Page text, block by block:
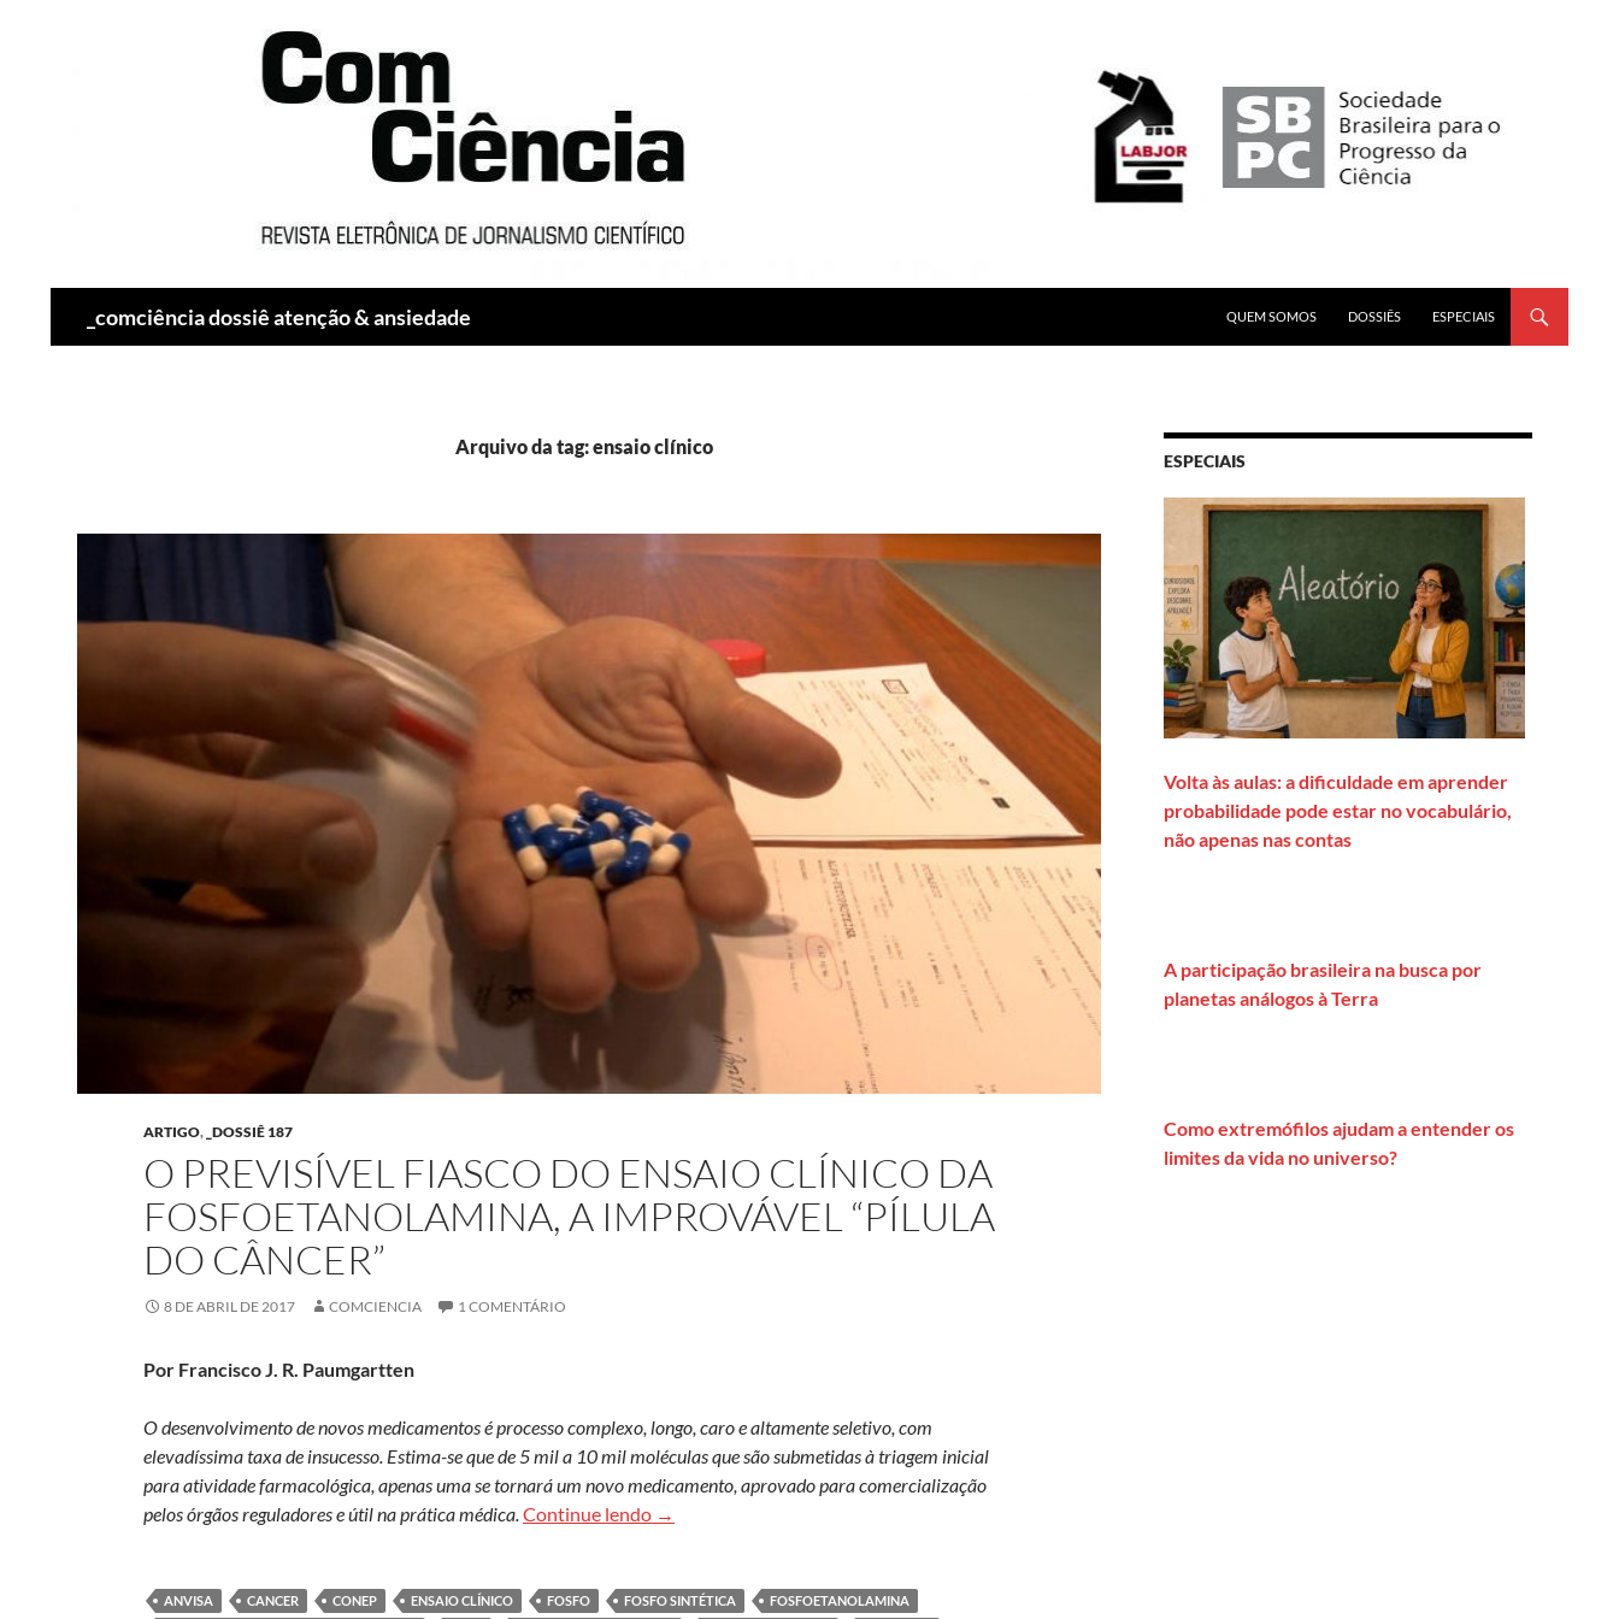
_comciência dossiê atenção & ansiedade
QUEM SOMOS
DOSSIÊS ESPECIAIS
Arquivo da tag: ensaio clínico
ARTIGO, _DOSSIÊ 187
O PREVISÍVEL FIASCO DO ENSAIO CLÍNICO DA
FOSFOETANOLAMINA, A IMPROVÁVEL “PÍLULA
DO CÂNCER”
8 DE ABRIL DE 2017 COMCIENCIA 1 COMENTÁRIO
Por Francisco J. R. Paumgartten
O desenvolvimento de novos medicamentos é processo complexo, longo, caro e altamente seletivo, com
elevadíssima taxa de insucesso. Estima-se que de 5 mil a 10 mil moléculas que são submetidas à triagem inicial
para atividade farmacológica, apenas uma se tornará um novo medicamento, aprovado para comercialização
pelos órgãos reguladores e útil na prática médica.Continue lendo O previsível fiasco do ensaio clínico da fosfoetanolamina, a improvável “pílula do câncer”
→
ANVISA CANCER CONEP ENSAIO CLÍNICO FOSFO FOSFO SINTÉTICA FOSFOETANOLAMINA
ESPECIAIS
Volta às aulas: a dificuldade em aprender
probabilidade pode estar no vocabulário,
não apenas nas contas
A participação brasileira na busca por
planetas análogos à Terra
Como extremófilos ajudam a entender os
limites da vida no universo?